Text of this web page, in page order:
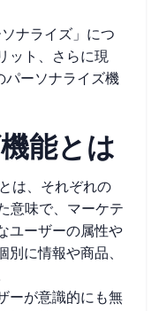
ナライズ」につ
ット、さらに現
パーソナライズ機
能とは
は、それぞれの
意味で、マーケテ
ユーザーの属性や
別に情報や商品、
ーが意識的にも無